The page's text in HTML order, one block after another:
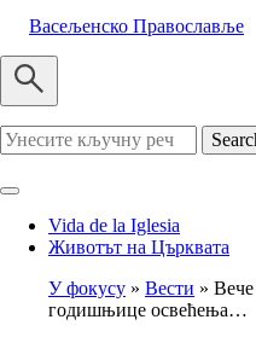
Васељенско Православље
Search
Vida de la Iglesia
Животът на Църквата
Breadcrumb
У фокусу Вести
годишњице освећења…